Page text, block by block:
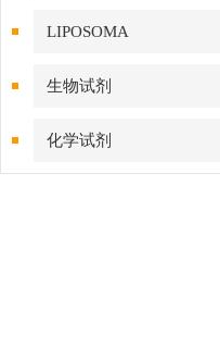
LIPOSOMA
生物试剂
化学试剂